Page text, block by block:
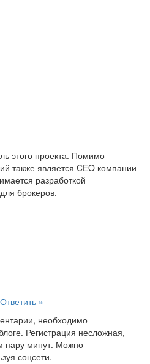
этого проекта. Помимо
также является CEO компании
разработкой
брокеров.
Ответить »
необходимо
Регистрация несложная,
пару минут. Можно
соцсети.